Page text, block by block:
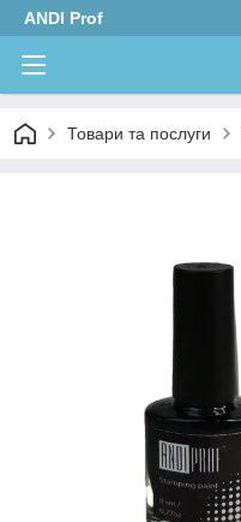
ANDI Prof
Товари та послуги